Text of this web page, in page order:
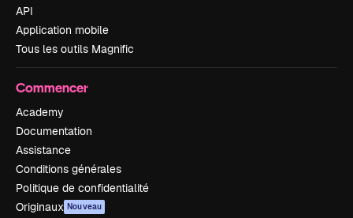
API
Application mobile
Tous les outils Magnific
Commencer
Academy
Documentation
Assistance
Conditions générales
Politique de confidentialité
Originaux Nouveau